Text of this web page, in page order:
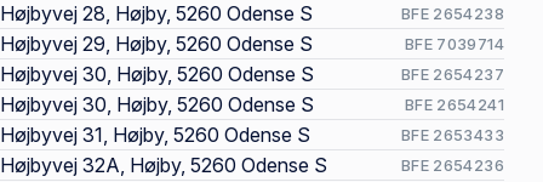
Højbyvej 28, Højby, 5260 Odense S BFE 2654238
Højbyvej 29, Højby, 5260 Odense S BFE 7039714
Højbyvej 30, Højby, 5260 Odense S BFE 2654237
Højbyvej 30, Højby, 5260 Odense S BFE 2654241
Højbyvej 31, Højby, 5260 Odense S BFE 2653433
Højbyvej 32A, Højby, 5260 Odense S BFE 2654236